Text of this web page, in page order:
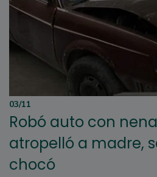
03/11
Robó auto con
atropelló a madre,
chocó